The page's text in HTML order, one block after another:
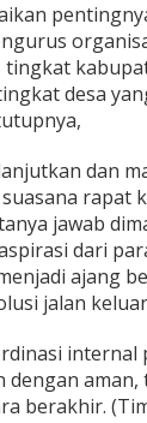
desa
dan
rapat
jawab
dari
ajang
jalan
internal
dengan
berakhir.